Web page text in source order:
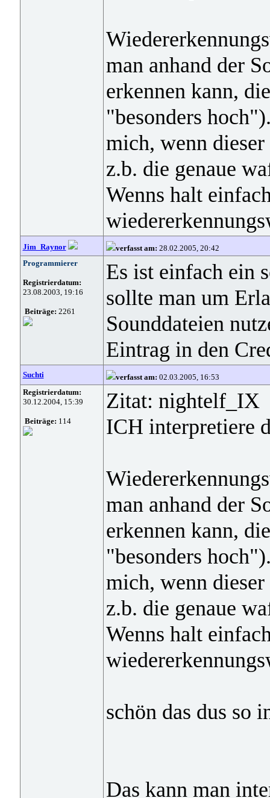
man anhand der
erkennen kann,
"besonders
mich, wenn
z.b. die genaue
Wenns halt
Jim_Raynor verfasst am: 28.02.2005, 20:42
Programmierer
Registrierdatum:
23.08.2003, 19:16
Beiträge: 2261
Es ist einfach ein
sollte man um
Sounddateien
Eintrag in den
Suchti verfasst am: 02.03.2005, 16:53
Registrierdatum:
30.12.2004, 15:39
Beiträge: 114
Zitat: nightelf_IX
ICH interpretiere
man anhand der
erkennen kann,
"besonders
mich, wenn
z.b. die genaue
Wenns halt
schön das dus so
Das kann man